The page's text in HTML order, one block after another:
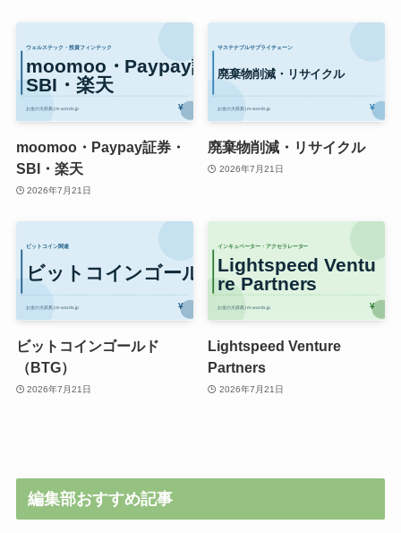
moomoo・Paypay証券・
SBI・楽天
2026年7月21日
廃棄物削減・リサイクル
2026年7月21日
ビットコインゴールド
（BTG）
2026年7月21日
Lightspeed Venture
Partners
2026年7月21日
編集部おすすめ記事